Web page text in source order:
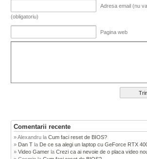
Adresa email (nu
(obligatoriu)
Pagina web
Comentarii recente
Alexandru laCum faci reset de BIOS?
Dan T la De ce sa alegi un laptop cu GeForce RTX
Video Gamer laCrezi ca ai nevoie de o placa video